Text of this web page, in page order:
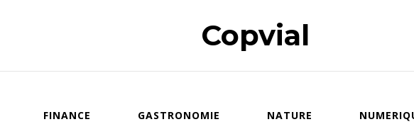
Copvial
FINANCE GASTRONOMIE NATURE